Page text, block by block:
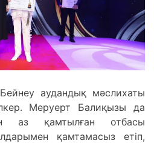
аудандық мәслихаты
Меруерт Балиқызы да
аз қамтылған отбасы
қамтамасыз етіп,